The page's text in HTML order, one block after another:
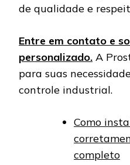
de qualidade e
Entre em contato e
personalizado. A
para suas
controle industrial.
Como
completo